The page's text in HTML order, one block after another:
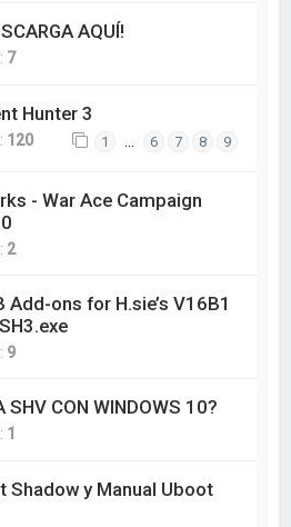
AQUÍ!
7
Hunter 3
120 1 6 7 8 9
- War Ace Campaign
2
Add-ons for H.sie’s V16B1
9
SHV CON WINDOWS 10?
1
Shadow y Manual Uboot